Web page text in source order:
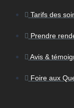
Tarifs des
Prendre
Avis &
Foire aux